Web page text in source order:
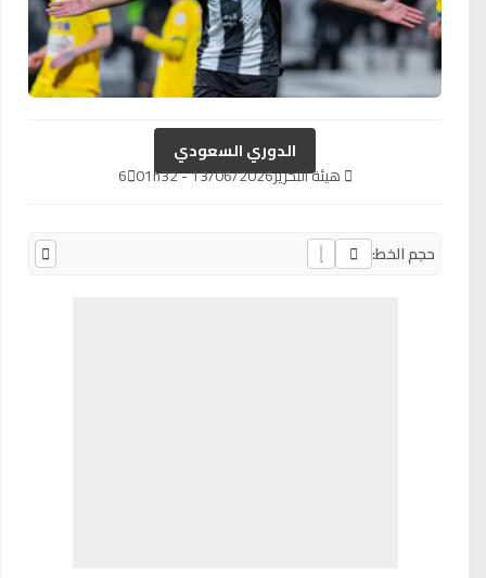
الدوري السعودي
هيئة التحرير13/06/2026 - 01h32
6
حجم الخط: